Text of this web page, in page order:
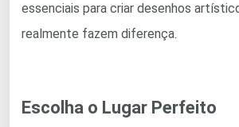
essenciais para criar desenhos
realmente fazem diferença.
Escolha o Lugar Perfeito